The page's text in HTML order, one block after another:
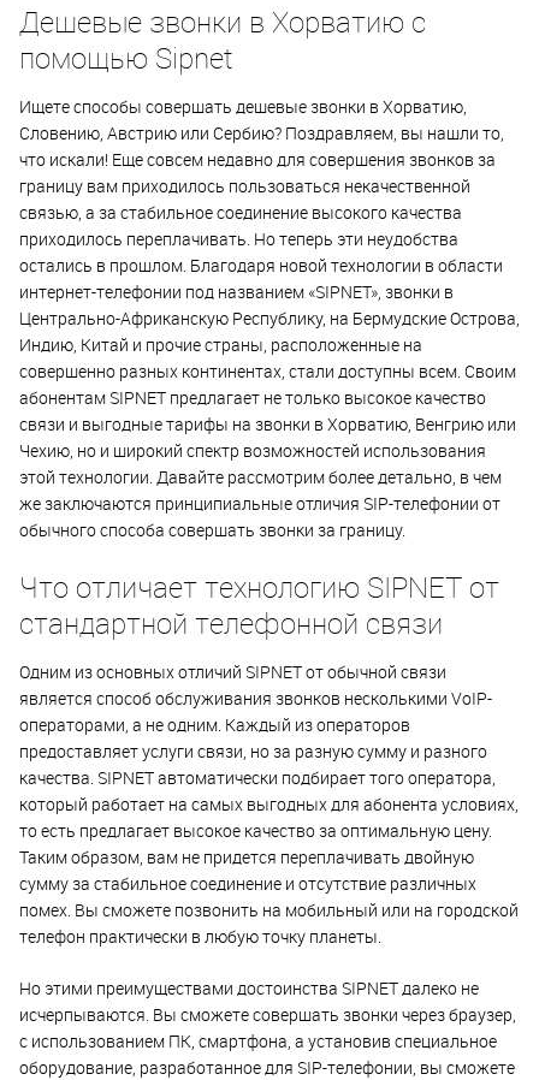
Дешевые звонки в Хорватию с
помощью Sipnet
Ищете способы совершать дешевые звонки в Хорватию,
Словению, Австрию или Сербию? Поздравляем, вы нашли то,
что искали! Еще совсем недавно для совершения звонков за
границу вам приходилось пользоваться некачественной
связью, а за стабильное соединение высокого качества
приходилось переплачивать. Но теперь эти неудобства
остались в прошлом. Благодаря новой технологии в области
интернет-телефонии под названием «SIPNET», звонки в
Центрально-Африканскую Республику, на Бермудские Острова,
Индию, Китай и прочие страны, расположенные на
совершенно разных континентах, стали доступны всем. Своим
абонентам SIPNET предлагает не только высокое качество
связи и выгодные тарифы на звонки в Хорватию, Венгрию или
Чехию, но и широкий спектр возможностей использования
этой технологии. Давайте рассмотрим более детально, в чем
же заключаются принципиальные отличия SIP-телефонии от
обычного способа совершать звонки за границу.
Что отличает технологию SIPNET от
стандартной телефонной связи
Одним из основных отличий SIPNET от обычной связи
является способ обслуживания звонков несколькими VoIP-
операторами, а не одним. Каждый из операторов
предоставляет услуги связи, но за разную сумму и разного
качества. SIPNET автоматически подбирает того оператора,
который работает на самых выгодных для абонента условиях,
то есть предлагает высокое качество за оптимальную цену.
Таким образом, вам не придется переплачивать двойную
сумму за стабильное соединение и отсутствие различных
помех. Вы сможете позвонить на мобильный или на городской
телефон практически в любую точку планеты.
Но этими преимуществами достоинства SIPNET далеко не
исчерпываются. Вы сможете совершать звонки через браузер,
с использованием ПК, смартфона, а установив специальное
оборудование, разработанное для SIP-телефонии, вы сможете